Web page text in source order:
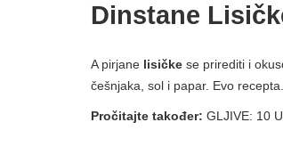
Dinstane
A pirjane lisičke se prirediti i
češnjaka, sol i papar. Evo recepta.
Pročitajte također: GLJIVE: 10